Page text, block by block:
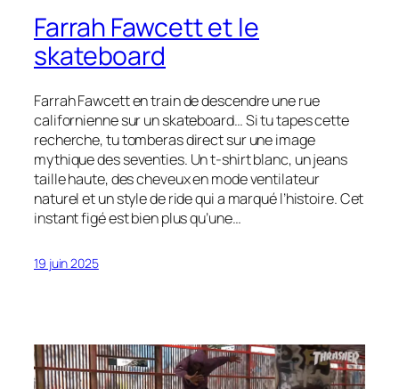
Farrah Fawcett et le
skateboard
Farrah Fawcett en train de descendre une rue
californienne sur un skateboard… Si tu tapes cette
recherche, tu tomberas direct sur une image
mythique des seventies. Un t-shirt blanc, un jeans
taille haute, des cheveux en mode ventilateur
naturel et un style de ride qui a marqué l’histoire. Cet
instant figé est bien plus qu’une…
19 juin 2025